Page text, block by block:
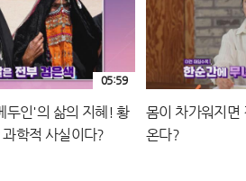
두인'의 삶의 지혜! 황
학적 사실이다?
05:59
몸이 차가워지면
온다?